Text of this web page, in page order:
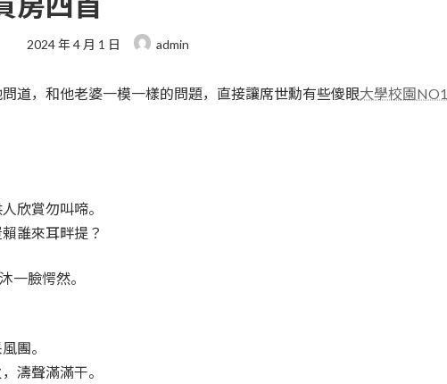
Last
updated
2024 年 4 月 1 日 admin
道，和他老婆一模一樣的問題，直接讓席世勳有些傻眼大學校園NO1
欣賞勿叫啼。
誰來耳畔提？
一臉愕然。
團。
濤聲滿滿干。